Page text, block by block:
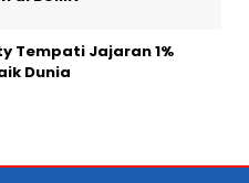
Tempati Jajaran 1%
Dunia